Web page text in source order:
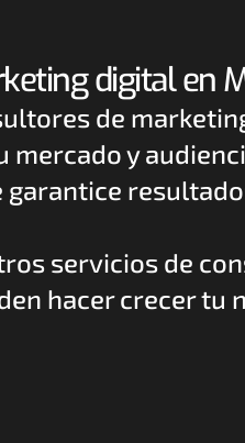
digital en
de
mercado y
garantice
servicios de
hacer crecer tu